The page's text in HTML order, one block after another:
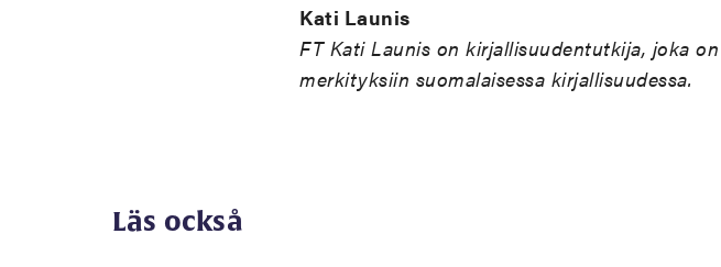
Kati Launis
FT Kati Launis on kirjallisuudentutkija, joka
merkityksiin suomalaisessa kirjallisuudessa.
Läs också